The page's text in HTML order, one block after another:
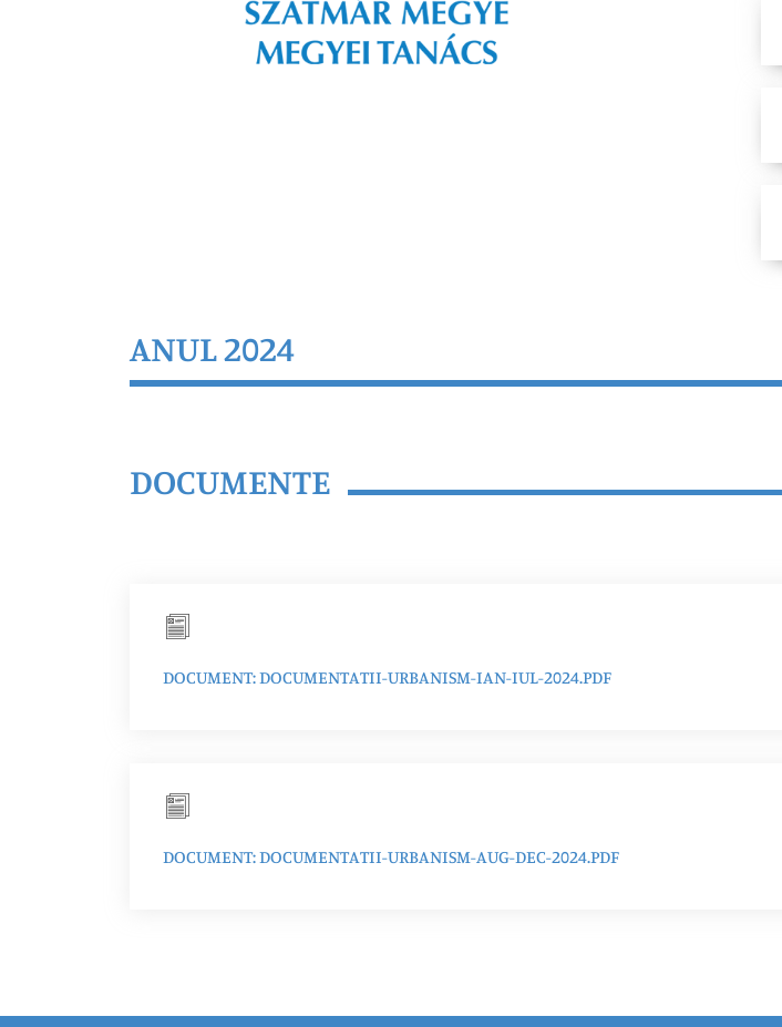
ANUL 2024
DOCUMENTE
DOCUMENT: DOCUMENTATII-URBANISM-IAN-IUL-2024.PDF
DOCUMENT: DOCUMENTATII-URBANISM-AUG-DEC-2024.PDF